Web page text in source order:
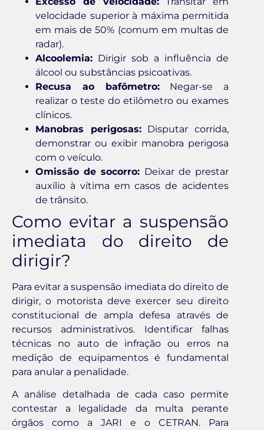
velocidade superior à máxima permitida
em mais de 50% (comum em multas de
radar).
Alcoolemia: Dirigir sob a influência de
álcool ou substâncias psicoativas.
Recusa ao bafômetro:Negar-se a
realizar o teste do etilômetro ou exames
clínicos.
Manobras perigosas:Disputar corrida,
demonstrar ou exibir manobra perigosa
com o veículo.
Omissão de socorro: Deixar de prestar
auxílio à vítima em casos de acidentes
de trânsito.
Como evitar a suspensão
imediata do direito de
dirigir?
Para evitar a suspensão imediata do direito de
dirigir, o motorista deve exercer seu direito
constitucional de ampla defesa através de
recursos administrativos. Identificar falhas
técnicas no auto de infração ou erros na
medição de equipamentos é fundamental
para anular a penalidade.
A análise detalhada de cada caso permite
contestar a legalidade da multa perante
órgãos como a JARI e o CETRAN. Para